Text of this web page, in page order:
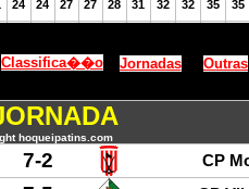
Classifica��o Jornadas Outras